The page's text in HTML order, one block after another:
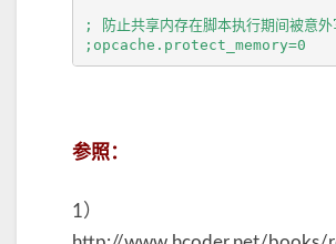
; 防止共享内存在脚本执行期间被意
;opcache.protect_memory=0
参照：
1）